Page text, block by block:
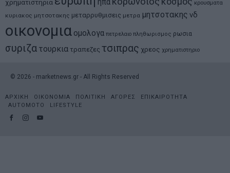
χρηματιστηρια
ηπα
κρουσματα
κυριακος μητσοτακης μεταρρυθμισεις μετρα μητσοτακης νδ
οικονομια ομολογα πετρελαιο πληθωρισμος ρωσια
συριζα τουρκια τραπεζες τσιπρας χρεος χρηματιστηριο
© 2026 - marketnews.gr - All Rights Reserved
ΑΡΧΙΚΗ ΟΙΚΟΝΟΜΙΑ ΠΟΛΙΤΙΚΗ ΑΓΟΡΕΣ
ΕΠΙΚΑΙΡΟΤΗΤΑ
AUTOMOTO
LIFESTYLE